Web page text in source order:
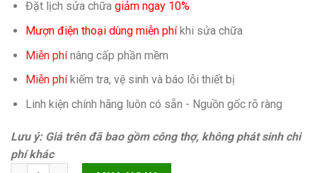
Đặt lịch sửa chữa giảm ngay 10%
Mượn điện thoại dùng miễn phíkhi sửa chữa
Miễn phínâng cấp phần mềm
Miễn phíkiếm tra, vệ sinh và báo lỗi thiết bị
Linh kiện chính hãng luôn có sẵn - Nguồn gốc rõ ràng
Lưu ý: Giá trên đã bao gồm công thợ, không phát sinh chi
phí khác
Màn hình Oppo A7 quantity